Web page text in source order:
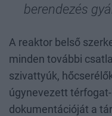
berendezés
A reaktor belső
minden további
szivattyúk,
úgynevezett
dokumentációját a